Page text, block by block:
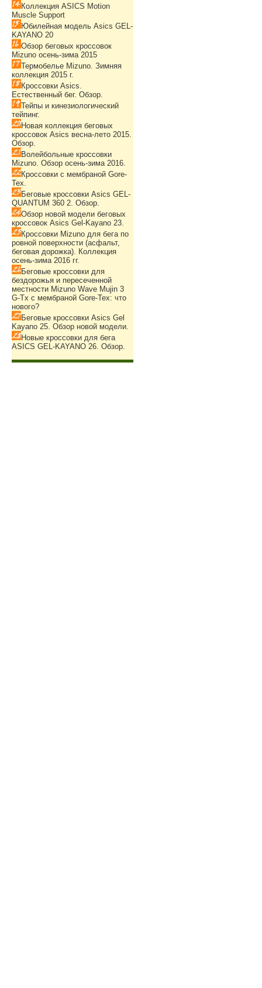
Коллекция ASICS Motion
Muscle Support
Юбилейная модель Asics GEL-
KAYANO 20
Обзор беговых кроссовок
Mizuno осень-зима 2015
Термобелье Mizuno. Зимняя
коллекция 2015 г.
Кроссовки Asics.
Естественный бег. Обзор.
Тейпы и кинезиологический
тейпинг.
Новая коллекция беговых
кроссовок Asics весна-лето 2015.
Обзор.
Волейбольные кроссовки
Mizuno. Обзор осень-зима 2016.
Кроссовки с мембраной Gore-
Tex.
Беговые кроссовки Asics GEL-
QUANTUM 360 2. Обзор.
Обзор новой модели беговых
кроссовок Asics Gel-Kayano 23.
Кроссовки Mizuno для бега по
ровной поверхности (асфальт,
беговая дорожка). Коллекция
осень-зима 2016 гг.
Беговые кроссовки для
бездорожья и пересеченной
местности Mizuno Wave Mujin 3
G-Tx с мембраной Gore-Tex: что
нового?
Беговые кроссовки Asics Gel
Kayano 25. Обзор новой модели.
Новые кроссовки для бега
ASICS GEL-KAYANO 26. Обзор.